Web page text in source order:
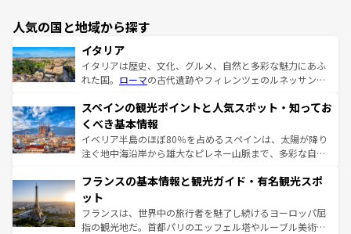
人気の国と地域から探す
イタリア
イタリアは歴史、文化、グルメ、自然と多彩な魅力にあふ
れた国。 ローマの古代遺跡やフィレンツェのルネッサンス
ろん、トスカーナの美しい田園風景やアマルフィ海岸の絶
景など、自然景観も見逃せない。観光の合間には、本場の
ピザやパスタなど、絶品のイタリア料理を堪能することも
できる。朝目覚めてから夜眠るまで、すべての瞬間を楽し
なお、新着のイタリア情報はコンテンツ一覧を参照してほ
しい。
スペインの観光ポイントと人気スポット・知ってお
くべき基本情報
イベリア半島のほぼ80％を占めるスペインは、太陽が降り
注ぐ地中海沿岸から雄大なピレネー山脈まで、多彩な自然
文化が根付くこの国では、情熱的なフラメンコ、熱気あふ
れる闘牛、そして美味しいタパスが生活の一部となってい
る。首都マドリードの洗練された雰囲気や、バルセロナの
アートに溢れた街角から、地方では古代ローマ遺跡や中世
フランスの基本情報と観光ガイド・有名観光スポ
ット
フランスは、世界中の旅行者を魅了し続けるヨーロッパ屈
指の観光地だ。首都パリのエッフェル塔やルーブル美術館